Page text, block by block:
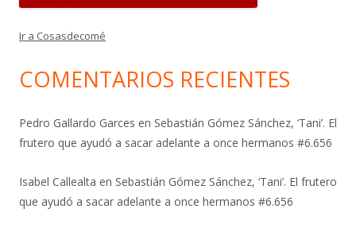
Ir a Cosasdecomé
COMENTARIOS RECIENTES
Pedro Gallardo Garces en Sebastián Gómez Sánchez, ‘Tani’. El
frutero que ayudó a sacar adelante a once hermanos #6.656
Isabel Callealta en Sebastián Gómez Sánchez, ‘Tani’. El frutero
que ayudó a sacar adelante a once hermanos #6.656